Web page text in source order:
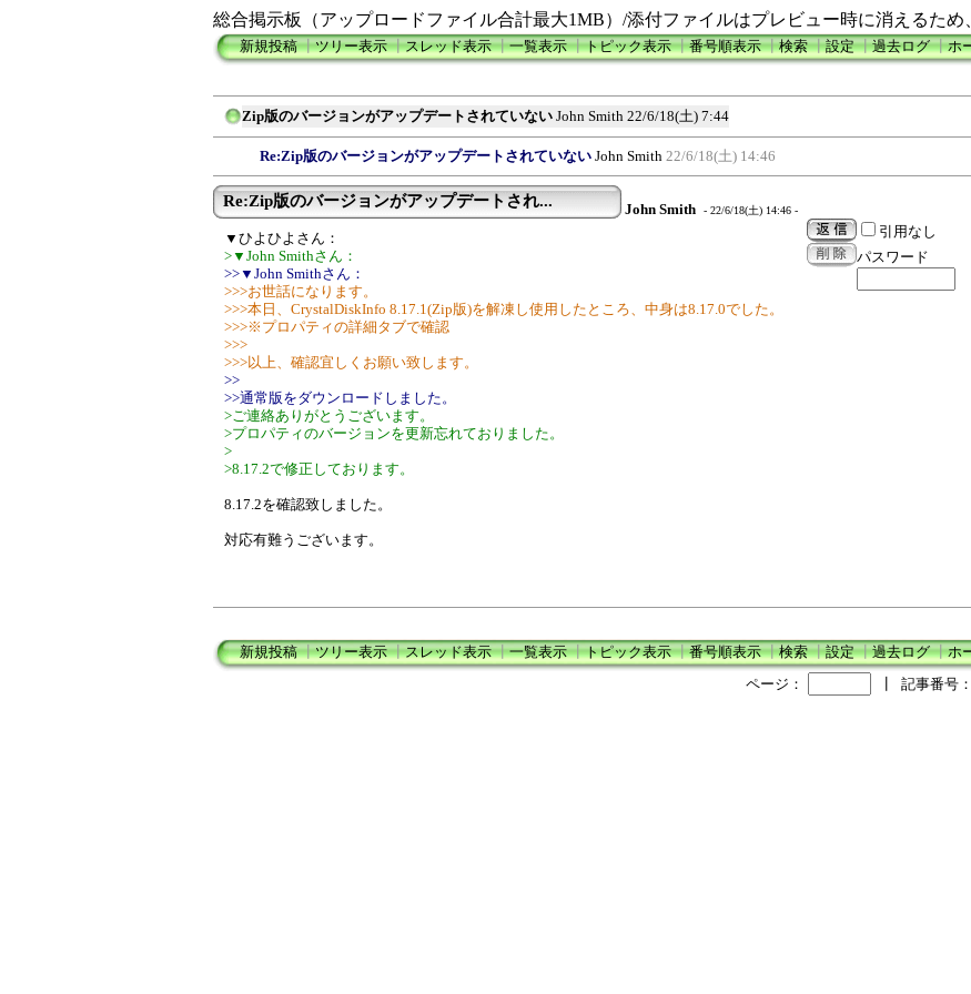
総合掲示板（アップロードファイル合計最大1MB）/添付ファイルはプレビュー時に消えるため
新規投稿┃ツリー表示┃スレッド表示┃一覧表示┃トピック表示┃番号順表示┃検索┃設定┃過去ログ┃ホ
Zip版のバージョンがアップデートされていない John Smith 22/6/18(土) 7:44
Re:Zip版のバージョンがアップデートされていない John Smith 22/6/18(土) 14:46
Re:Zip版のバージョンがアップデートされ... John Smith - 22/6/18(土) 14:46 -
▼ひよひよさん：
>▼John Smithさん：
>>▼John Smithさん：
>>>お世話になります。
>>>本日、CrystalDiskInfo 8.17.1(Zip版)を解凍し使用したところ、中身は8.17.0でした。
>>>※プロパティの詳細タブで確認
>>>
>>>以上、確認宜しくお願い致します。
>>
>>通常版をダウンロードしました。
>ご連絡ありがとうございます。
>プロパティのバージョンを更新忘れておりました。
>
>8.17.2で修正しております。
8.17.2を確認致しました。
対応有難うございます。
引用なし
パスワード
新規投稿┃ツリー表示┃スレッド表示┃一覧表示┃トピック表示┃番号順表示┃検索┃設定┃過去ログ┃ホ
ページ：
記事番号：